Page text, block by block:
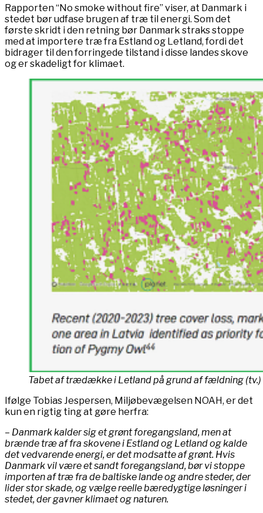
Rapporten “No smoke without fire” viser, at Danmark i
stedet bør udfase brugen af træ til energi. Som det
første skridt i den retning bør Danmark straks stoppe
med at importere træ fra Estland og Letland, fordi det
bidrager til den forringede tilstand i disse landes skove
og er skadeligt for klimaet.
Tabet af trædække i Letland på grund af fældning (tv.)
Ifølge Tobias Jespersen, Miljøbevægelsen NOAH, er det
kun en rigtig ting at gøre herfra:
– Danmark kalder sig et grønt foregangsland, men at
brænde træ af fra skovene i Estland og Letland og kalde
det vedvarende energi, er det modsatte af grønt. Hvis
Danmark vil være et sandt foregangsland, bør vi stoppe
importen af træ fra de baltiske lande og andre steder, der
lider stor skade, og vælge reelle bæredygtige løsninger i
stedet, der gavner klimaet og naturen.